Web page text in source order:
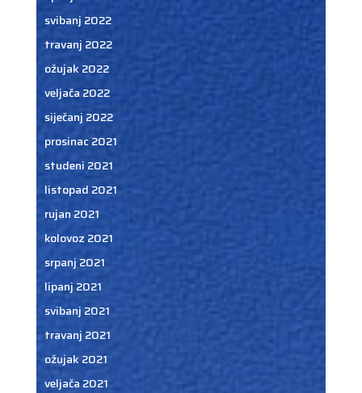
svibanj 2022
travanj 2022
ožujak 2022
veljača 2022
siječanj 2022
prosinac 2021
studeni 2021
listopad 2021
rujan 2021
kolovoz 2021
srpanj 2021
lipanj 2021
svibanj 2021
travanj 2021
ožujak 2021
veljača 2021